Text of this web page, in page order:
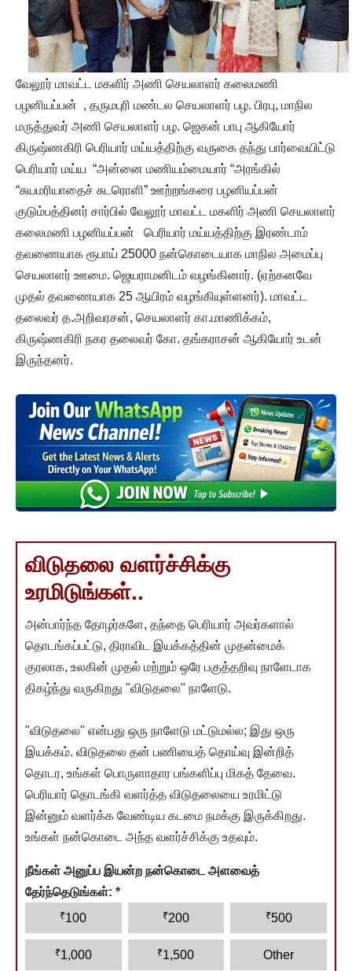
வேலூர் மாவட்ட மகளிர் அணி செயலாளர் கலைமணி
பழனியப்பன் , தருமபுரி மண்டல செயலாளர் பழ. பிரபு, மாநில
மருத்துவர் அணி செயலாளர் பழ. ஜெகன் பாபு ஆகியோர்
கிருஷ்ணகிரி பெரியார் மய்யத்திற்கு வருகை தந்து பார்வையிட்டு
பெரியார் மய்ய “அன்னை மணியம்மையார் “அரங்கில்
“சுயமரியாதைச் சுடரொளி” ஊற்றங்கரை பழனியப்பன்
குடும்பத்தினர் சார்பில் வேலூர் மாவட்ட மகளிர் அணி செயலாளர்
கலைமணி பழனியப்பன் பெரியார் மய்யத்திற்கு இரண்டாம்
தவணையாக ரூபாய் 25000 நன்கொடையாக மாநில அமைப்பு
செயலாளர் ஊமை. ஜெயராமனிடம் வழங்கினார். (ஏற்கனவே
முதல் தவணையாக 25 ஆயிரம் வழங்கியுள்ளனர்). மாவட்ட
தலைவர் த.அறிவரசன், செயலாளர் கா.மாணிக்கம்,
கிருஷ்ணகிரி நகர தலைவர் கோ. தங்கராசன் ஆகியோர் உடன்
இருந்தனர்.
விடுதலை வளர்ச்சிக்கு
உரமிடுங்கள்..
அன்பார்ந்த தோழர்களே, தந்தை பெரியார் அவர்களால்
தொடங்கப்பட்டு, திராவிட இயக்கத்தின் முதன்மைக்
குரலாக, உலகின் முதல் மற்றும் ஒரே பகுத்தறிவு நாளேடாக
திகழ்ந்து வருகிறது "விடுதலை" நாளேடு.
"விடுதலை" என்பது ஒரு நாளேடு மட்டுமல்ல; இது ஒரு
இயக்கம். விடுதலை தன் பணியைத் தொய்வு இன்றித்
தொடர, உங்கள் பொருளாதார பங்களிப்பு மிகத் தேவை.
பெரியார் தொடங்கி வளர்த்த விடுதலையை உரமிட்டு
இன்னும் வளர்க்க வேண்டிய கடமை நமக்கு இருக்கிறது.
உங்கள் நன்கொடை அந்த வளர்ச்சிக்கு உதவும்.
நீங்கள் அனுப்ப இயன்ற நன்கொடை அளவைத்
தேர்ந்தெடுங்கள்: *
₹100 ₹200 ₹500
₹1,000 ₹1,500 Other